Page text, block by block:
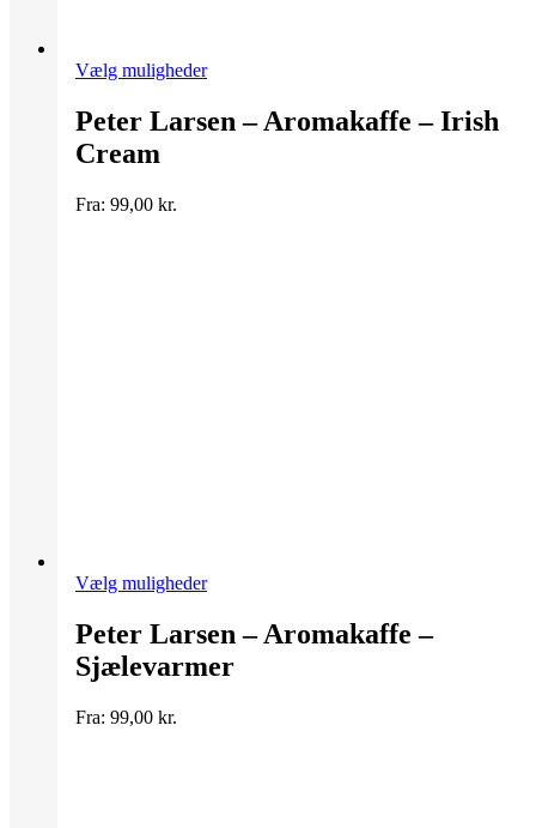
Vælg mulighederDette
flere
Peter Larsen – Aromakaffe – Irish
Cream
Fra: 99,00 kr.
Vælg mulighederDette
flere
varianter.
Peter Larsen – Aromakaffe –
Sjælevarmer
Fra: 99,00 kr.